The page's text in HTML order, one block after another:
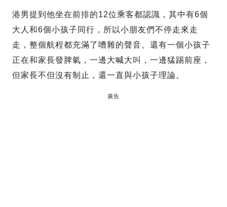
港男提到他坐在前排的12位乘客都認識，其中有6個
大人和6個小孩子同行，所以小朋友們不停走來走
走，整個航程都充滿了嘈雜的聲音。還有一個小孩子
正在和家長發脾氣，一邊大喊大叫，一邊猛踢前座，
但家長不但沒有制止，還一直與小孩子理論。
廣告